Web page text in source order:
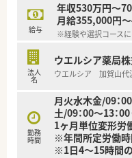
給与
年収530万円～
月給355,000円
※経験や選択コース
法人
名
ウエルシア薬局
ウエルシア 加賀山代
勤務
時間
月火水木金/09：00
土/09：00～13：00
1ヶ月単位変形労
※年間所定労働
※1日4～15時間の